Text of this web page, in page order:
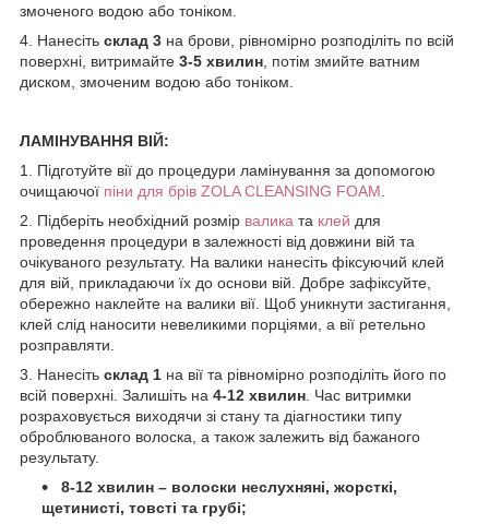
змоченого водою або тоніком.
4. Нанесіть склад 3 на брови, рівномірно розподіліть по всій
поверхні, витримайте 3-5 хвилин , потім змийте ватним
диском, змоченим водою або тоніком.
ЛАМІНУВАННЯ ВІЙ:
1. Підготуйте вії до процедури ламінування за допомогою
очищаючої піни для брів ZOLA CLEANSING FOAM
2. Підберіть необхідний розмір валика та клей для
проведення процедури в залежності від довжини вій та
очікуваного результату. На валики нанесіть фіксуючий клей
для вій, прикладаючи їх до основи вій. Добре зафіксуйте,
обережно наклейте на валики вії. Щоб уникнути застигання,
клей слід наносити невеликими порціями, а вії ретельно
розправляти.
3. Нанесіть склад 1 на вії та рівномірно розподіліть його по
всій поверхні. Залишіть на 4-12 хвилин . Час витримки
розраховується виходячи зі стану та діагностики типу
оброблюваного волоска, а також залежить від бажаного
результату.
8-12 хвилин – волоски неслухняні, жорсткі,
щетинисті, товсті та грубі;